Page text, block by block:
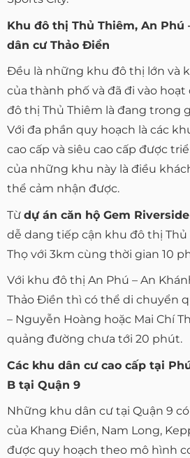
Khu đô thị Thủ Thiêm, An Phú
dân cư Thảo Điền
Đều là những khu đô thị lớn và
của thành phố và đã đi vào
đô thị Thủ Thiêm là đang trong
Với đa phần quy hoạch là các
cao cấp và siêu cao cấp được
của những khu này là điều
thể cảm nhận được.
Từ dự án căn hộ Gem
dễ dang tiếp cận khu đô thị Thủ
Thọ với 3km cùng thời gian 10
Với khu đô thị An Phú – An
Thảo Điền thì có thể di chuyển
– Nguyễn Hoàng hoặc Mai Chí
quảng đường chưa tới 20 phút.
Các khu dân cư cao cấp tại
B tại Quận 9
Những khu dân cư tại Quận 9
của Khang Điền, Nam Long,
được quy hoạch theo mô hình